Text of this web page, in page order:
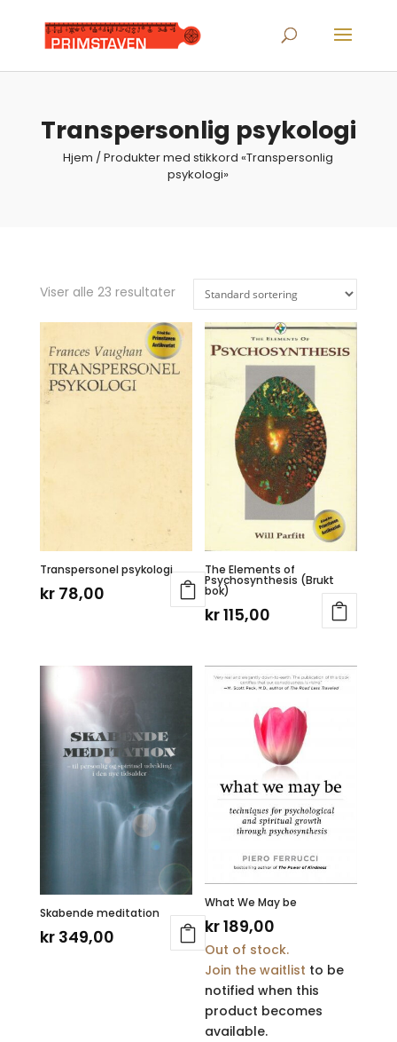
search
Transpersonlig psykologi
Hjem / Produkter med stikkord «Transpersonlig
psykologi»
Viser alle 23 resultater
Transpersonel psykologi
kr78,00
The Elements of
Psychosynthesis (Brukt
bok)
kr115,00
Skabende meditation
kr349,00
What We May be
kr189,00
Out of stock.
Join the waitlist to be
notified when this
product becomes
available.